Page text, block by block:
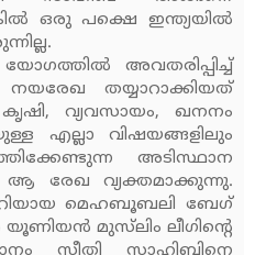
ഒരു പക്ഷെ ഇന്ത്യയില്‍
അവതരിപ്പിച്ച്
തയ്യാറാക്കിയത്
വ്യവസായം, ഖനനം
എല്ലാ വിഷയങ്ങളിലും
അടിസ്ഥാന
ആ രേഖ വ്യക്തമാക്കുന്നു.
മെഹബൂബലി ബേഗ്
യൂണിയന്‍ മുസ്‌ലിം ലീഗിന്റെ